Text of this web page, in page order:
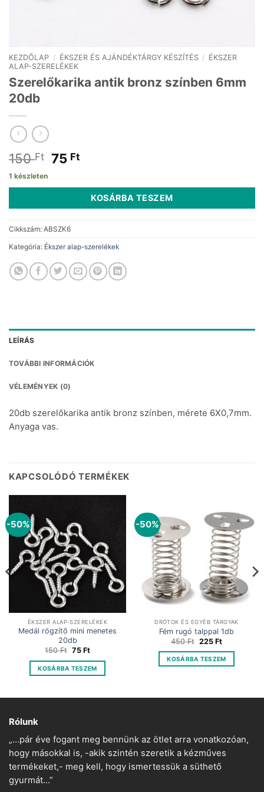
KEZDŐLAP / ÉKSZER ÉS AJÁNDÉKTÁRGY KÉSZÍTÉS / ÉKSZER
ALAP-SZERELÉKEK
Szerelőkarika antik bronz színben 6mm
20db
150Ft Original
was:
150 Ft.
75 FtCurrent
is:
75 Ft.
1 készleten
KOSÁRBA TESZEM
Cikkszám: ABSZK6
Kategória: Ékszer alap-szerelékek
LEÍRÁS
TOVÁBBI INFORMÁCIÓK
VÉLEMÉNYEK (0)
20db szerelőkarika antik bronz színben, mérete 6X0,7mm.
Anyaga vas.
KAPCSOLÓDÓ TERMÉKEK
-50%
ÉKSZER ALAP-SZERELÉKEK
Medál rögzítő mini menetes
20db
150Ft Original
was:
150 Ft.
75 FtCurrent
is:
75 Ft.
KOSÁRBA TESZEM
-50%
DRÓTOK ÉS EGYÉB TÁRGYAK
Fém rugó talppal 1db
450Ft Original
was:
450 Ft.
225 FtCurrent
is:
225 Ft.
KOSÁRBA TESZEM
Rólunk
„…pár éve fogant meg bennünk az ötlet arra vonatkozóan,
hogy másokkal is, -akik szintén szeretik a kézműves
termékeket,- meg kell, hogy ismertessük a süthető
gyurmát…”